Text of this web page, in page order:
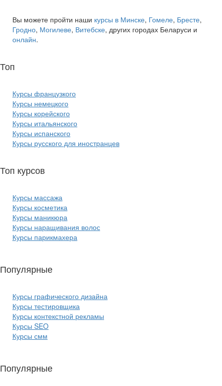
Вы можете пройти наши курсы в Минске, Гомеле, Бресте,
Гродно, Могилеве, Витебске, других городах Беларуси и
онлайн.
Топ
Курсы французкого
Курсы немецкого
Курсы корейского
Курсы итальянского
Курсы испанского
Курсы русского для иностранцев
Топ курсов
Курсы массажа
Курсы косметика
Курсы маникюра
Курсы наращивания волос
Курсы парикмахера
Популярные
Курсы графического дизайна
Курсы тестировщика
Курсы контекстной рекламы
Курсы SEO
Курсы смм
Популярные